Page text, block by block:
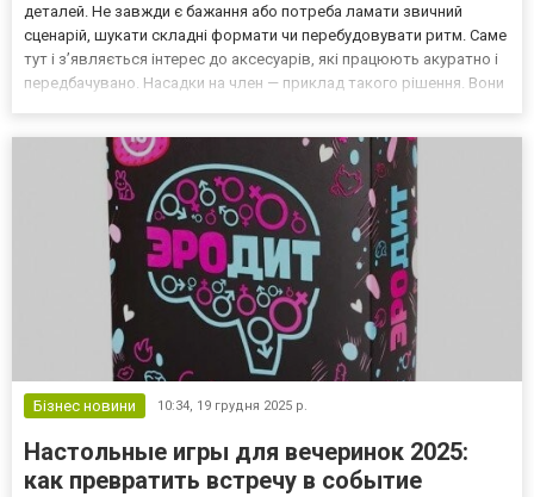
деталей. Не завжди є бажання або потреба ламати звичний
сценарій, шукати складні формати чи перебудовувати ритм. Саме
тут і зʼявляється інтерес до аксесуарів, які працюють акуратно і
передбачувано. Насадки на член — приклад такого рішення. Вони
Бізнес новини 10:34, 19 грудня 2025 р.
Настольные игры для вечеринок 2025:
как превратить встречу в событие